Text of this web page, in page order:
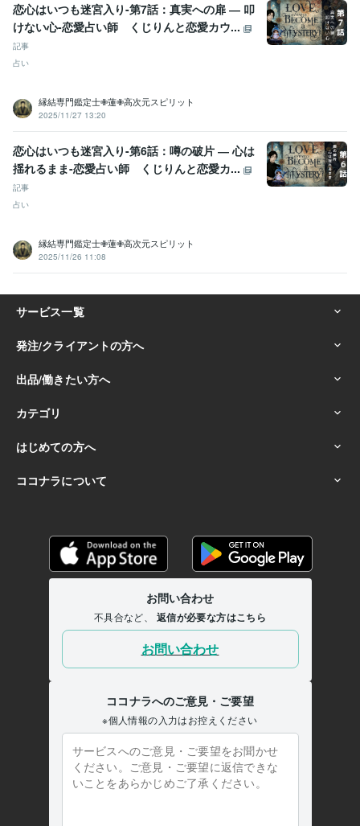
恋心はいつも迷宮入り-第7話：真実への扉 ― 叩
けない心-恋愛占い師 くじりんと恋愛カウ...
記事
占い
縁結専門鑑定士✙蓮✙高次元スピリット
2025/11/27 13:20
恋心はいつも迷宮入り-第6話：噂の破片 ― 心は
揺れるまま-恋愛占い師 くじりんと恋愛カ...
記事
占い
縁結専門鑑定士✙蓮✙高次元スピリット
2025/11/26 11:08